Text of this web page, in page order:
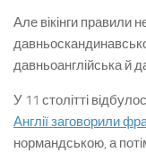
Але вікінги правили
давньоанглійська й
У 11 столітті
Англії заговорили
нормандською, а